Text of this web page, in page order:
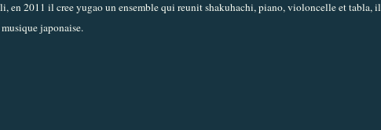
en 2011 il cree yugao un ensemble qui reunit shakuhachi, piano, violoncelle et tabla, il
japonaise.